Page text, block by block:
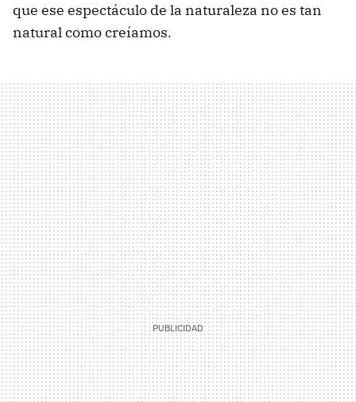
que ese espectáculo de la naturaleza no es tan
natural como creíamos.